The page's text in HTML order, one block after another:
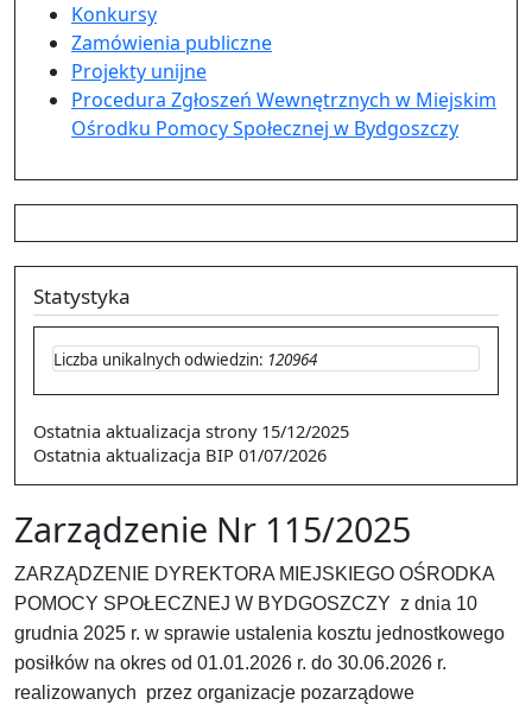
Zarządzenie Nr 115/2025
ZARZĄDZENIE DYREKTORA MIEJSKIEGO OŚRODKA
POMOCY SPOŁECZNEJ W BYDGOSZCZY z dnia 10
grudnia 2025 r. w sprawie ustalenia kosztu jednostkowego
posiłków na okres od 01.01.2026 r. do 30.06.2026 r.
realizowanych przez organizacje pozarządowe
Konkursy
Zamówienia publiczne
Projekty unijne
Procedura Zgłoszeń Wewnętrznych w Miejskim
Ośrodku Pomocy Społecznej w Bydgoszczy
Statystyka
Liczba unikalnych odwiedzin: 120964
Ostatnia aktualizacja strony 15/12/2025
Ostatnia aktualizacja BIP 01/07/2026